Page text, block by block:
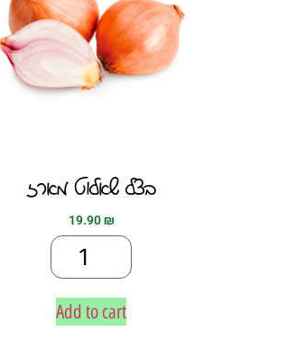
בצל שאלוט מארז
19.90₪
Add to cart